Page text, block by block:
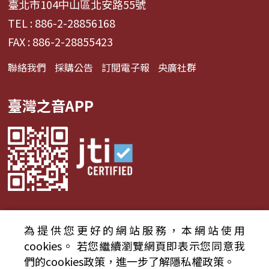
臺北市104中山區北安路55號
TEL : 886-2-28856168
FAX : 886-2-28855423
聯絡我們 採購公告 訂閱電子報 央廣社群
臺灣之音APP
© 2024財團法人中央廣播電臺 版權所有
資通安全政策聲明
服務條款 隱私權條款
為提供您更好的網站服務，本網站使用
cookies。 若您繼續瀏覽網頁即表示您同意我
們的cookies政策，進一步了解隱私權政策。